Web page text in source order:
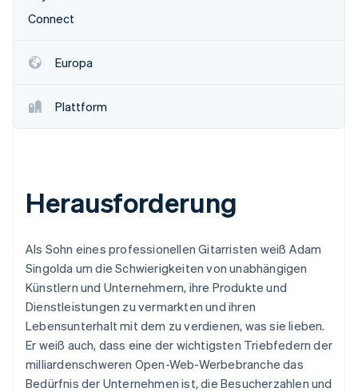
Connect
Europa
Plattform
Herausforderung
Als Sohn eines professionellen Gitarristen weiß Adam
Singolda um die Schwierigkeiten von unabhängigen
Künstlern und Unternehmern, ihre Produkte und
Dienstleistungen zu vermarkten und ihren
Lebensunterhalt mit dem zu verdienen, was sie lieben.
Er weiß auch, dass eine der wichtigsten Triebfedern der
milliardenschweren Open-Web-Werbebranche das
Bedürfnis der Unternehmen ist, die Besucherzahlen und